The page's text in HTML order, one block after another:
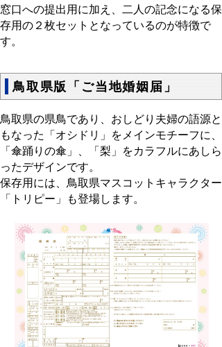
窓口への提出用に加え、二人の記念になる保
存用の２枚セットとなっているのが特徴で
す。
鳥取県版「ご当地婚姻届」
鳥取県の県鳥であり、おしどり夫婦の語源と
もなった「オシドリ」をメインモチーフに、
「傘踊りの傘」、「梨」をカラフルにあしら
ったデザインです。
保存用には、鳥取県マスコットキャラクター
「トリピー」も登場します。